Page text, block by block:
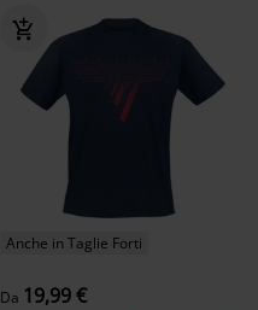
Anche in Taglie Forti
Da 19,99 €